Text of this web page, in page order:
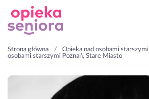
Strona główna Opieka nad osobami starszymi
osobami starszymi Poznań, Stare Miasto